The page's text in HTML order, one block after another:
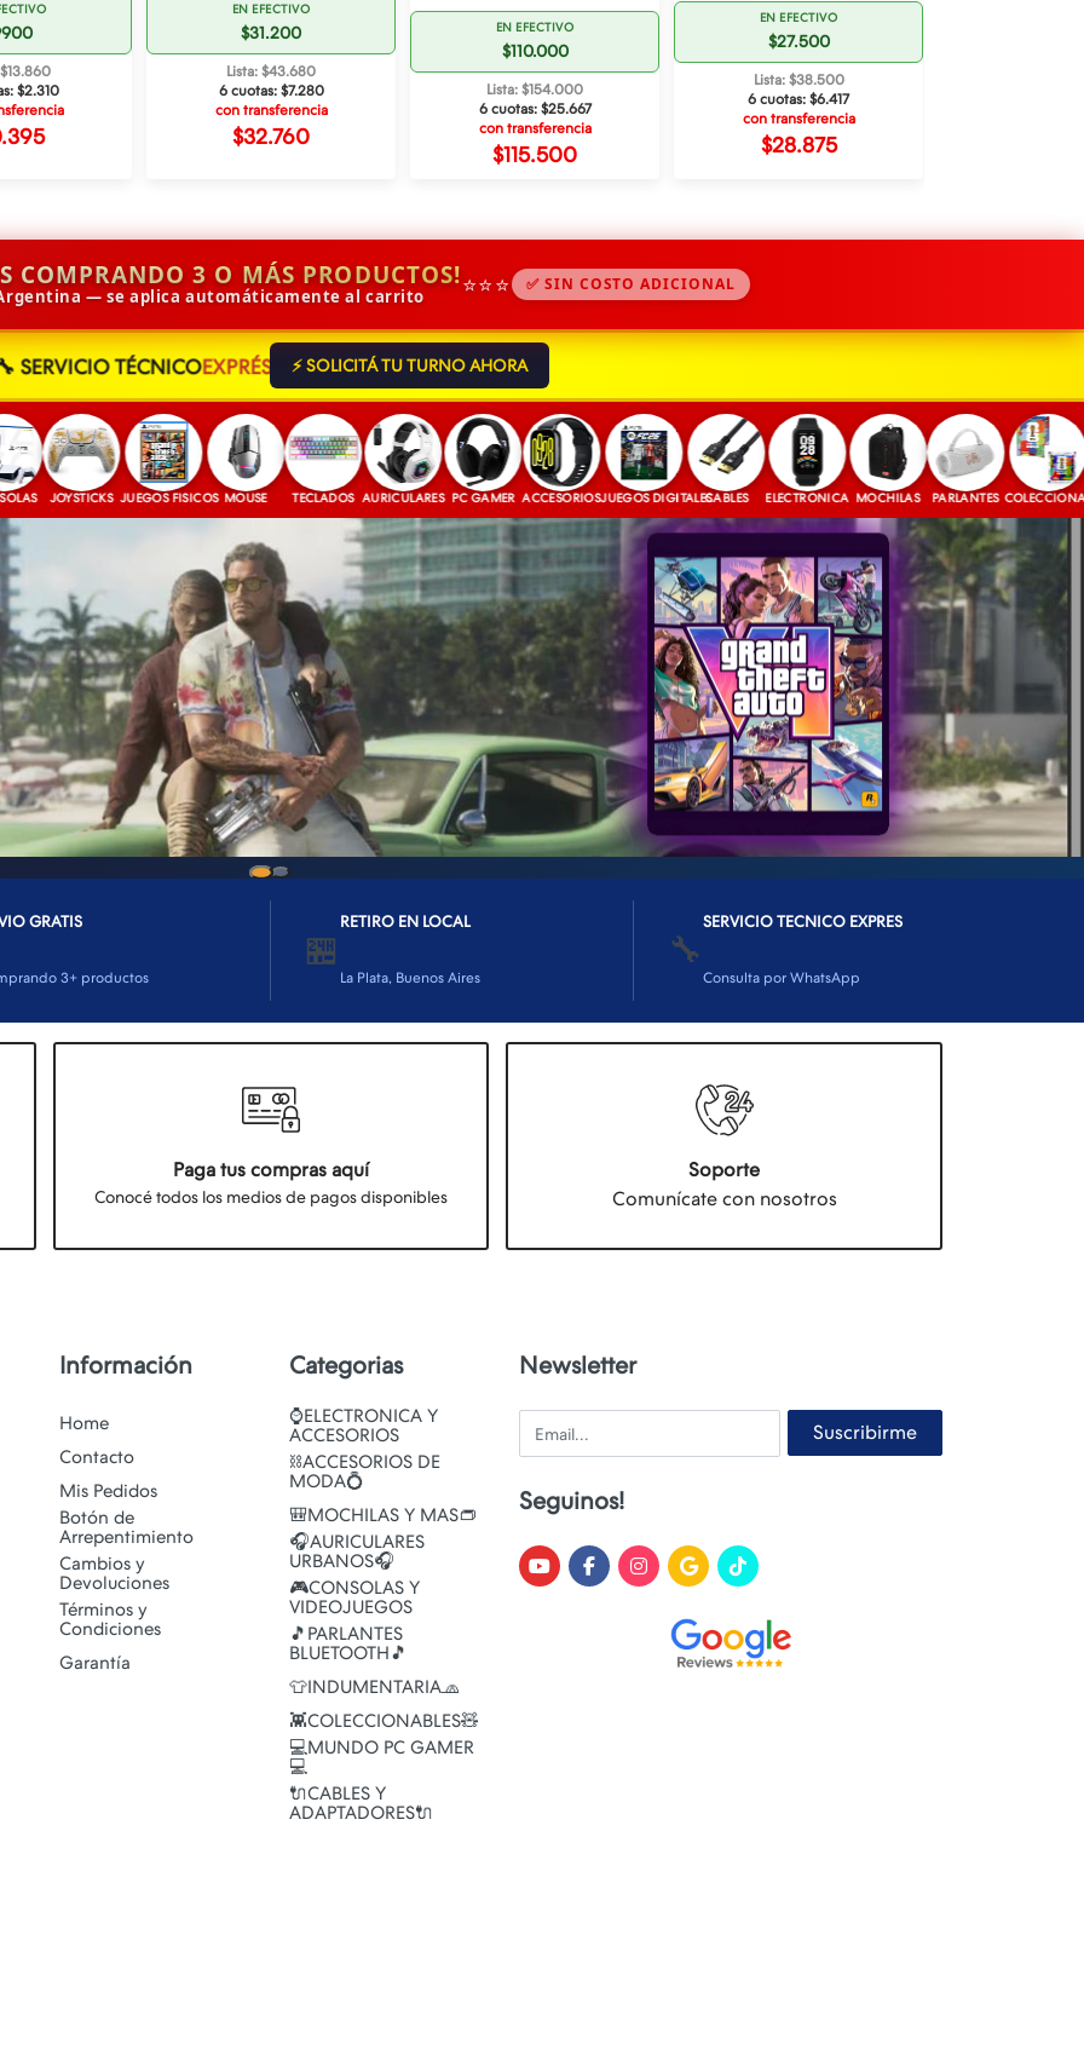
$2.310
EN EFECTIVO
$31.200
Lista: $43.680
6 cuotas: $7.280
con transferencia
$32.760
EN EFECTIVO
$110.000
Lista: $154.000
6 cuotas: $25.667
con transferencia
$115.500
EN EFECTIVO
$27.500
Lista: $38.500
6 cuotas: $6.417
con transferencia
$28.875
COMPRANDO 3 O MÁS PRODUCTOS!
— se aplica automáticamente al carrito ⭐⭐⭐ ✅ SIN COSTO ADICIONAL
SERVICIO TÉCNICOEXPRÉS ⚡ SOLICITÁ TU TURNO AHORA
JOYSTICKS JUEGOS FISICOS MOUSE TECLADOS AURICULARES PC GAMER ACCESORIOSJUEGOS DIGITALESCABLES ELECTRONICA MOCHILAS PARLANTES COLECCIONABLES
GRATIS
3+ productos
🏪
RETIRO EN LOCAL
La Plata, Buenos Aires
🔧
SERVICIO TECNICO EXPRES
Consulta por WhatsApp
Paga tus compras aquí
Conocé todos los medios de pagos disponibles
Soporte
Comunícate con nosotros
Información
Home
Contacto
Mis Pedidos
Botón de
Arrepentimiento
Cambios y
Devoluciones
Términos y
Condiciones
Garantía
Categorias
⌚ELECTRONICA Y
ACCESORIOS
⛓️ACCESORIOS DE
MODA💍
🎒MOCHILAS Y MAS👝
🎧AURICULARES
URBANOS🎧
🎮CONSOLAS Y
VIDEOJUEGOS
🎵PARLANTES
BLUETOOTH🎵
👕INDUMENTARIA🧢
👾COLECCIONABLES🧸
💻MUNDO PC GAMER
💻
🔌CABLES Y
ADAPTADORES🔌
Newsletter
Email Suscribirme
Seguinos!